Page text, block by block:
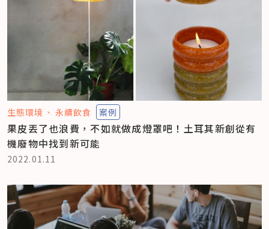
生態環境 永續飲食 案例
果皮丟了也浪費，不如就做成燈罩吧！土耳其新創從有
機廢物中找到新可能
2022.01.11